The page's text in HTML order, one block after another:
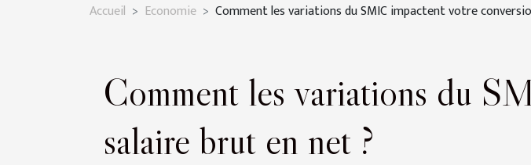
Accueil Economie Comment les variations du SMIC impactent votre
Comment les variations du
salaire brut en net ?